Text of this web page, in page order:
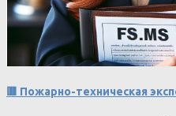
🟥 Пожарно-техническая